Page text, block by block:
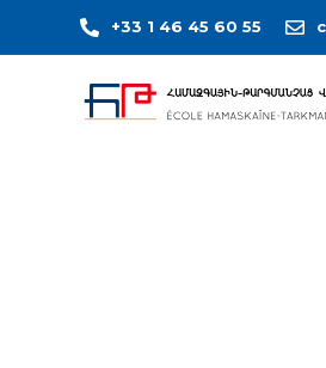
+33 1 46 45 60 55